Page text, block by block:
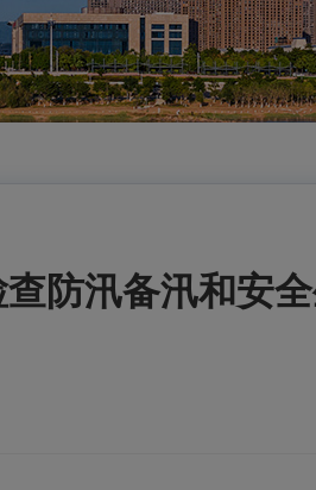
防汛备汛和安